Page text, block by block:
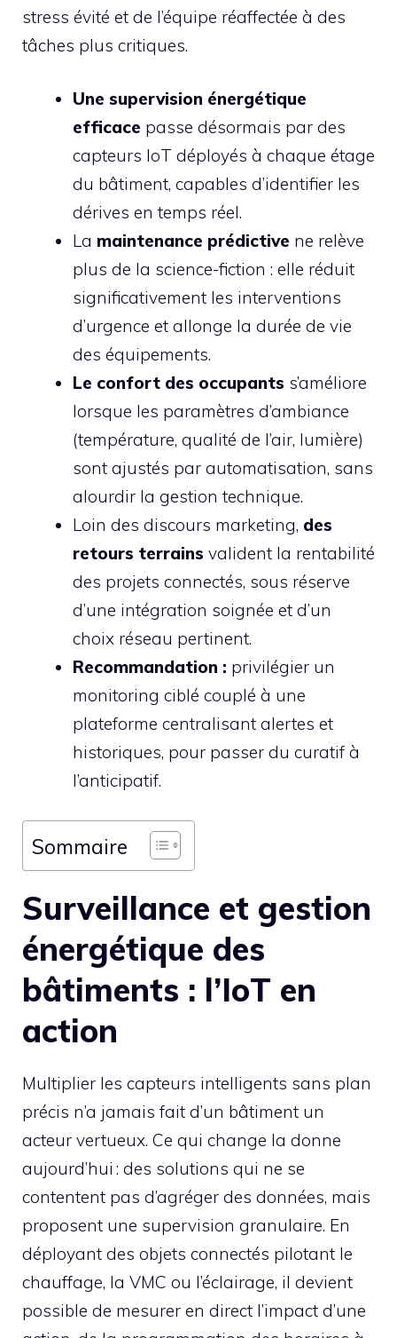
stress évité et de l’équipe réaffectée à des
tâches plus critiques.
Une supervision énergétique
efficace passe désormais par des
capteurs IoT déployés à chaque étage
du bâtiment, capables d’identifier les
dérives en temps réel.
La maintenance prédictive ne relève
plus de la science-fiction : elle réduit
significativement les interventions
d’urgence et allonge la durée de vie
des équipements.
Le confort des occupants s’améliore
lorsque les paramètres d’ambiance
(température, qualité de l’air, lumière)
sont ajustés par automatisation, sans
alourdir la gestion technique.
Loin des discours marketing, des
retours terrains valident la rentabilité
des projets connectés, sous réserve
d’une intégration soignée et d’un
choix réseau pertinent.
Recommandation : privilégier un
monitoring ciblé couplé à une
plateforme centralisant alertes et
historiques, pour passer du curatif à
l’anticipatif.
Sommaire
Surveillance et gestion
énergétique des
bâtiments : l’IoT en
action
Multiplier les capteurs intelligents sans plan
précis n’a jamais fait d’un bâtiment un
acteur vertueux. Ce qui change la donne
aujourd’hui : des solutions qui ne se
contentent pas d’agréger des données, mais
proposent une supervision granulaire. En
déployant des objets connectés pilotant le
chauffage, la VMC ou l’éclairage, il devient
possible de mesurer en direct l’impact d’une